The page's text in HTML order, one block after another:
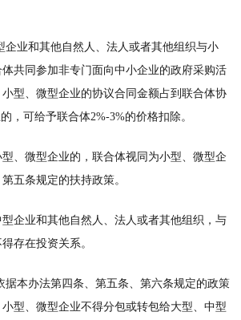
业和其他自然人、法人或者其他组织与小
共同参加非专门面向中小企业的政府采购活
型、微型企业的协议合同金额占到联合体协
，可给予联合体2%-3%的价格扣除。
微型企业的，联合体视同为小型、微型企
五条规定的扶持政策。
业和其他自然人、法人或者其他组织，与
存在投资关系。
本办法第四条、第五条、第六条规定的政策
型、微型企业不得分包或转包给大型、中型